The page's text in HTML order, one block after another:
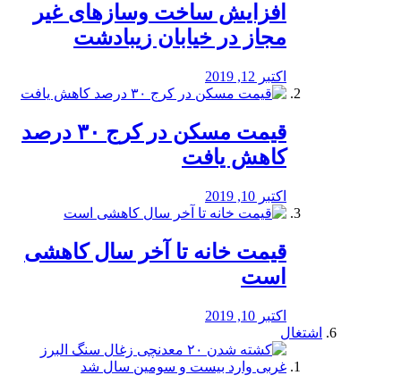
افزایش ساخت وسازهای غیر
مجاز در خیابان زیبادشت
اکتبر 12, 2019
️قیمت مسکن در کرج ۳۰ درصد
کاهش یافت
اکتبر 10, 2019
قیمت خانه تا آخر سال کاهشی
است
اکتبر 10, 2019
اشتغال